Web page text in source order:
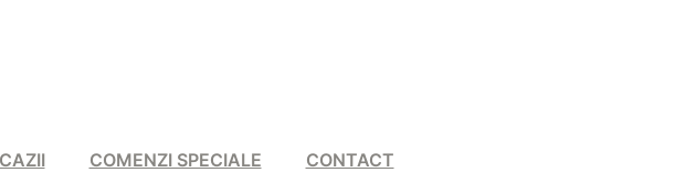
COMENZI SPECIALE CONTACT